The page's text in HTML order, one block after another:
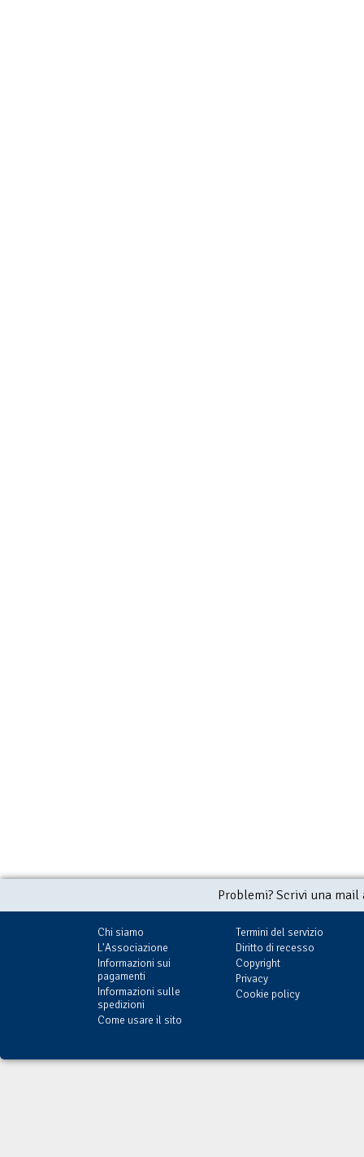
Problemi? Scrivi una
Chi siamo
L'Associazione
Informazioni sui
pagamenti
Informazioni sulle
spedizioni
Come usare il sito
Termini del servizio
Diritto di recesso
Copyright
Privacy
Cookie policy